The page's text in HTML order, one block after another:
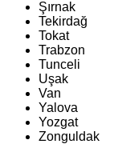
Şırnak
Tekirdağ
Tokat
Trabzon
Tunceli
Uşak
Van
Yalova
Yozgat
Zonguldak